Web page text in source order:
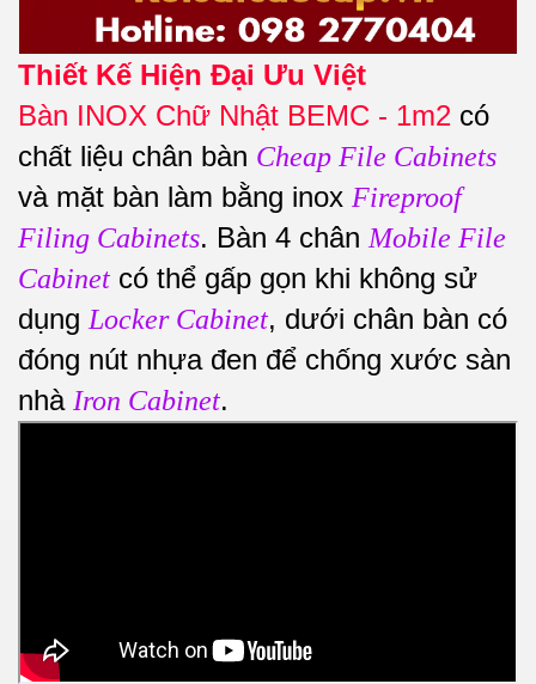
Thiết Kế Hiện Đại Ưu Việt
Bàn INOX Chữ Nhật BEMC - 1m2 có
chất liệu chân bàn Cheap File Cabinets
và mặt bàn làm bằng inox Fireproof
Filing Cabinets. Bàn 4 chân Mobile File
Cabinet có thể gấp gọn khi không sử
dụng Locker Cabinet, dưới chân bàn có
đóng nút nhựa đen để chống xước sàn
nhà Iron Cabinet.